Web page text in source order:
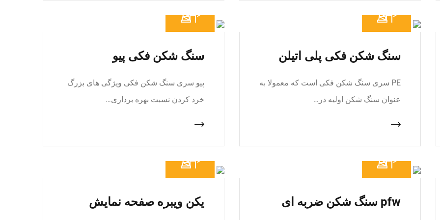
سنگ شکن فکی پلی اتیلن
PE سری سنگ شکن فکی است که معمولا به
عنوان سنگ شکن اولیه در…
سنگ شکن فکی پیو
پیو سری سنگ شکن فکی ویژگی های بزرگ
خرد کردن نسبت بهره برداری…
pfw سنگ شکن ضربه ای یکن ویبره صفحه نمایش